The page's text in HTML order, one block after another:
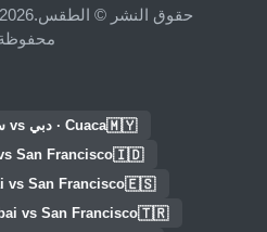
🇲🇾Cuaca · دبي vs سان فرانسيسكو
🇮🇩
San Francisco
🇪🇸
vs San Francisco
🇹🇷
vs San Francisco